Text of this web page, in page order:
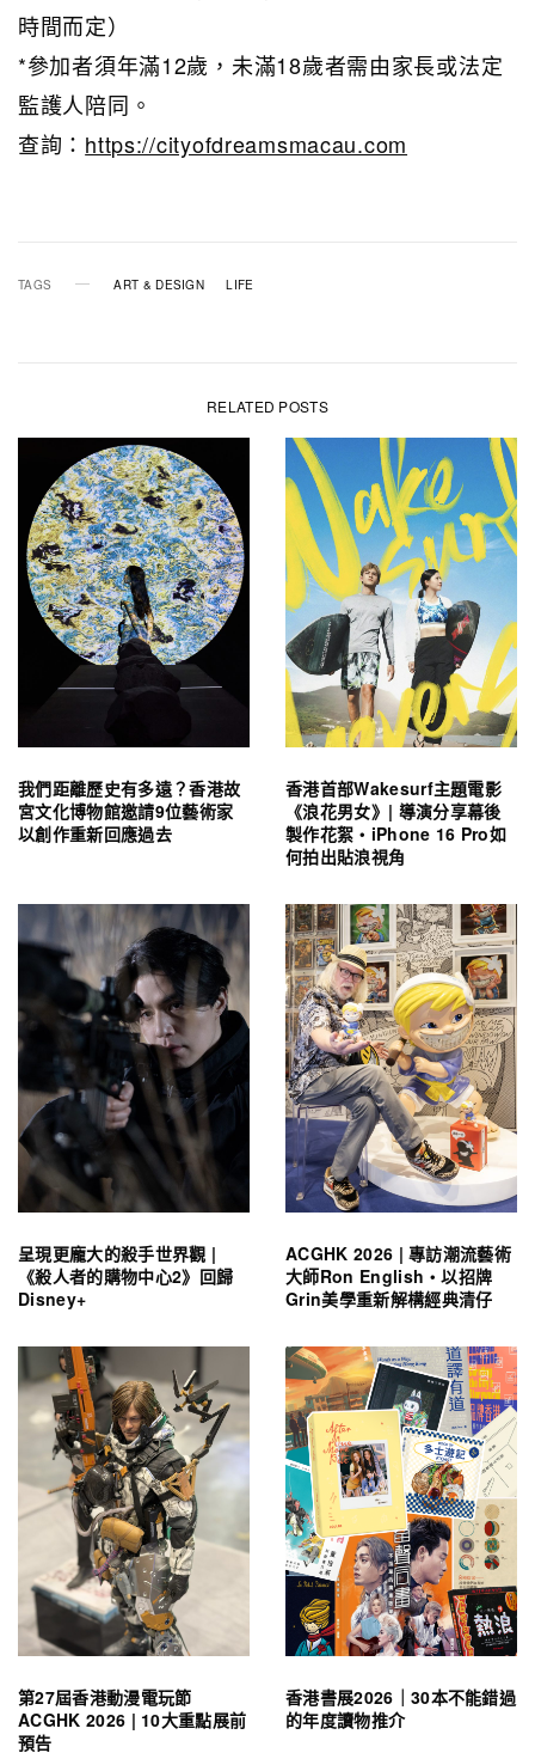
時間而定）
*參加者須年滿12歲，未滿18歲者需由家長或法定
監護人陪同。
查詢： https://cityofdreamsmacau.com
TAGS ART & DESIGN LIFE
RELATED POSTS
我們距離歷史有多遠？香港故
宮文化博物館邀請9位藝術家
以創作重新回應過去
香港首部Wakesurf主題電影
《浪花男女》| 導演分享幕後
製作花絮・iPhone 16 Pro如
何拍出貼浪視角
呈現更龐大的殺手世界觀 |
《殺人者的購物中心2》回歸
Disney+
ACGHK 2026 | 專訪潮流藝術
大師Ron English・以招牌
Grin美學重新解構經典清仔
第27屆香港動漫電玩節
ACGHK 2026 | 10大重點展前
預告
香港書展2026｜30本不能錯過
的年度讀物推介